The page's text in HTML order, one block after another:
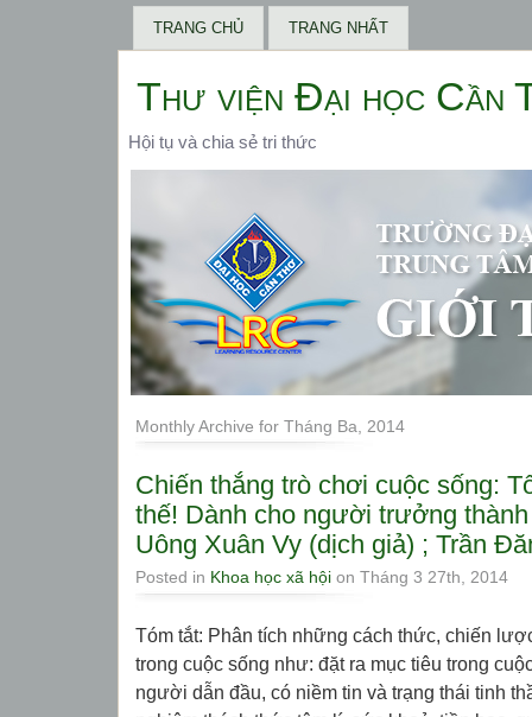
TRANG CHỦ TRANG NHẤT
Thư viện Đại học Cần
Hội tụ và chia sẻ tri thức
Monthly Archive for Tháng Ba, 2014
Chiến thắng trò chơi cuộc sống:
thế! Dành cho người trưởng
Uông Xuân Vy (dịch giả) ; Trần
Posted in Khoa học xã hội on Tháng 3 27th, 2014
Tóm tắt: Phân tích những cách thức, chiến
trong cuộc sống như: đặt ra mục tiêu trong
người dẫn đầu, có niềm tin và trạng thái tinh